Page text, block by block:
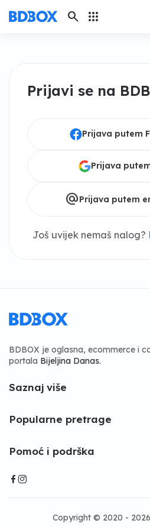
search apps
Prijavi se na
Prijava putem
Prijava
alternate_emailPrijava putem
Još uvijek nemaš nalog?
BDBOX je oglasna, ecommerce i
portala Bijeljina Danas.
Saznaj više
Popularne pretrage
Pomoć i podrška
Copyright © 2020 - 2026